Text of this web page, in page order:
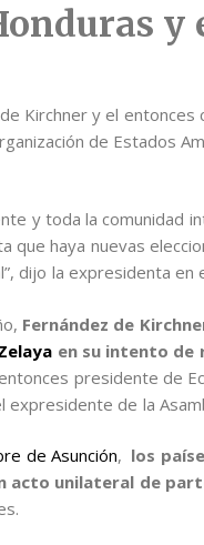
y
Kirchner y el entonces
de Estados
y toda la comunidad
que haya nuevas
dijo la expresidenta en
Fernández de
en su intento de
presidente de
expresidente de la
de Asunción, los
acto unilateral de